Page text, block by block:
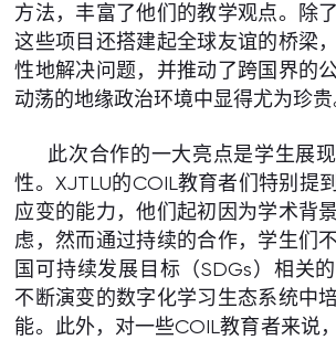
方法，丰富了他们的教学观点。除
这些项目还搭建起全球友谊的桥梁
性地解决问题，并推动了跨国界的
动荡的地缘政治环境中显得尤为珍贵
此次合作的一大亮点是学生展
性。XJTLU的COIL教育者们特别提
应变的能力，他们起初因为学术背
虑，然而通过持续的合作，学生们
国可持续发展目标（SDGs）相关
不断演变的数字化学习生态系统中
能。此外，对一些COIL教育者来说